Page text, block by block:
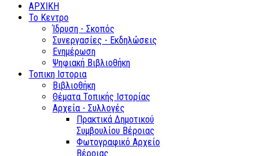
ΑΡΧΙΚΗ
Το Κεντρο
Ίδρυση - Σκοπός
Συνεργασίες - Εκδηλώσεις
Ενημέρωση
Ψηφιακή Βιβλιοθήκη
Τοπικη Ιστορια
Βιβλιοθήκη
Θέματα Τοπικής Ιστορίας
Αρχεία - Συλλογές
Πρακτικά Δημοτικού
Συμβουλίου Βέροιας
Φωτογραφικό Αρχείο
Βέροιας